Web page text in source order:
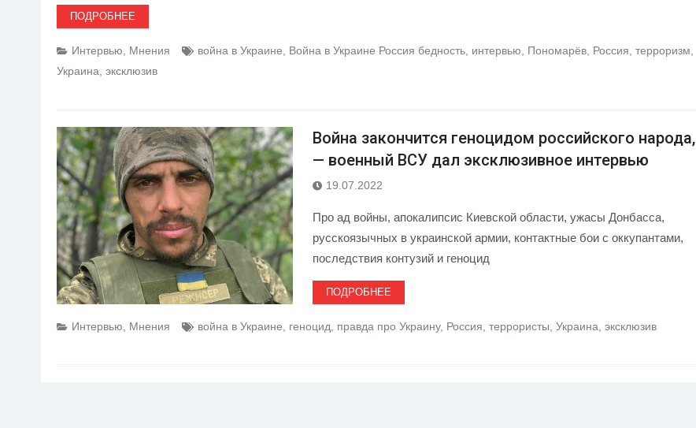
ПОДРОБНЕЕ
Интервью Мнения война в Украине Война в Украине Россия бедность интервью Пономарёв Россия терроризм
Украина эксклюзив
Война закончится геноцидом российского народа,
— военный ВСУ дал эксклюзивное интервью
19.07.2022
Про ад войны, апокалипсис Киевской области, ужасы Донбасса,
русскоязычных в украинской армии, контактные бои с оккупантами,
последствия контузий и геноцид
ПОДРОБНЕЕ
Интервью Мнения война в Украине геноцид правда про Украину, Россия террористы Украина эксклюзив